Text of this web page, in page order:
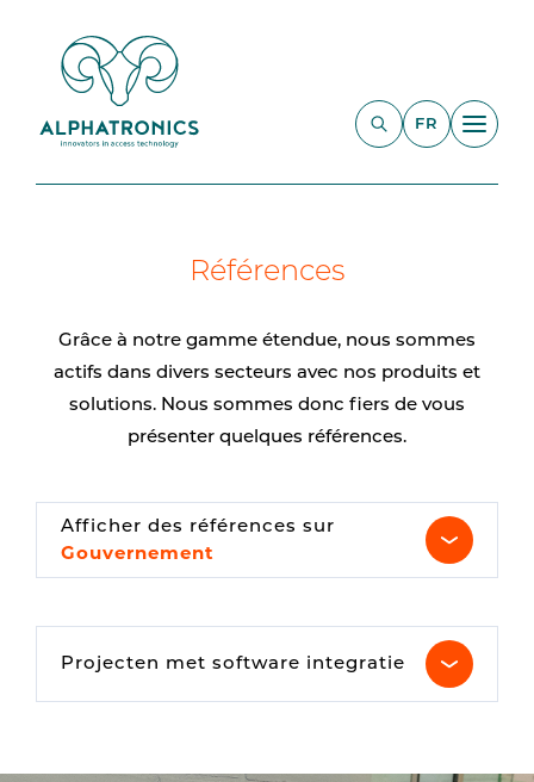
FR
Références
Grâce à notre gamme étendue, nous sommes
actifs dans divers secteurs avec nos produits et
solutions. Nous sommes donc fiers de vous
présenter quelques références.
Afficher des références sur
Gouvernement
Projecten met software integratie